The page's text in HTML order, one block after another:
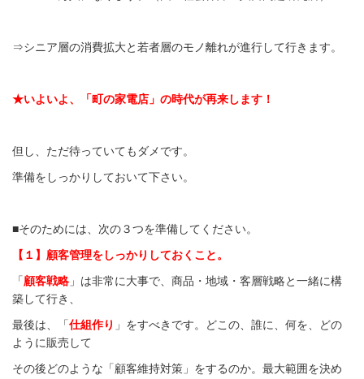
⇒シニア層の消費拡大と若者層のモノ離れが進行して行きます。
★いよいよ、「町の家電店」の時代が再来します！
但し、ただ待っていてもダメです。
準備をしっかりしておいて下さい。
■そのためには、次の３つを準備してください。
【１】顧客管理をしっかりしておくこと。
「顧客戦略 」は非常に大事で、商品・地域・客層戦略と一緒に構
築して行き、
最後は、「仕組作り 」をすべきです。どこの、誰に、何を、どの
ように販売して
その後どのような「顧客維持対策」をするのか。最大範囲を決め